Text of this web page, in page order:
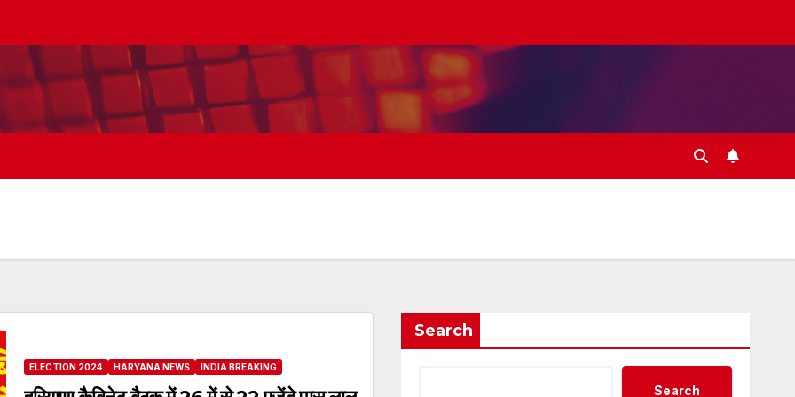
ELECTION 2024 HARYANA NEWS INDIA BREAKING
Search
Search